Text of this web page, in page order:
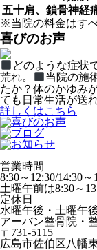
五十肩、鎖骨神経
※当院の料金はす
喜びのお声
どのような症状
荒れ。
当院の施
たか？体のかゆみ
ても日常生活が送
詳しくはこちら
営業時間
8:30～12:30/14:30～
土曜午前は8:30～
定休日
水曜午後・土曜午
アーバン整骨院・
〒731-5115
広島市佐伯区八幡